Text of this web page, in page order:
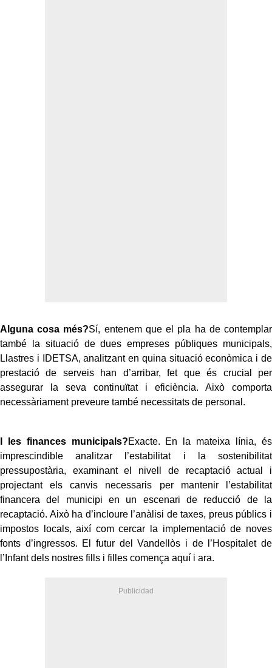
Alguna cosa més?Sí, entenem que el pla ha de contemplar
també la situació de dues empreses públiques municipals,
Llastres i IDETSA, analitzant en quina situació econòmica i de
prestació de serveis han d’arribar, fet que és crucial per
assegurar la seva continuïtat i eficiència. Això comporta
necessàriament preveure també necessitats de personal.
I les finances municipals?Exacte. En la mateixa línia, és
imprescindible analitzar l’estabilitat i la sostenibilitat
pressupostària, examinant el nivell de recaptació actual i
projectant els canvis necessaris per mantenir l’estabilitat
financera del municipi en un escenari de reducció de la
recaptació. Això ha d’incloure l’anàlisi de taxes, preus públics i
impostos locals, així com cercar la implementació de noves
fonts d’ingressos. El futur del Vandellòs i de l’Hospitalet de
l’Infant dels nostres fills i filles comença aquí i ara.